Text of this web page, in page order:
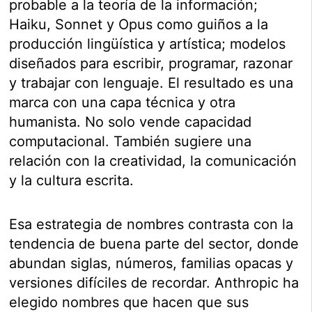
probable a la teoría de la información;
Haiku, Sonnet y Opus como guiños a la
producción lingüística y artística; modelos
diseñados para escribir, programar, razonar
y trabajar con lenguaje. El resultado es una
marca con una capa técnica y otra
humanista. No solo vende capacidad
computacional. También sugiere una
relación con la creatividad, la comunicación
y la cultura escrita.
Esa estrategia de nombres contrasta con la
tendencia de buena parte del sector, donde
abundan siglas, números, familias opacas y
versiones difíciles de recordar. Anthropic ha
elegido nombres que hacen que sus